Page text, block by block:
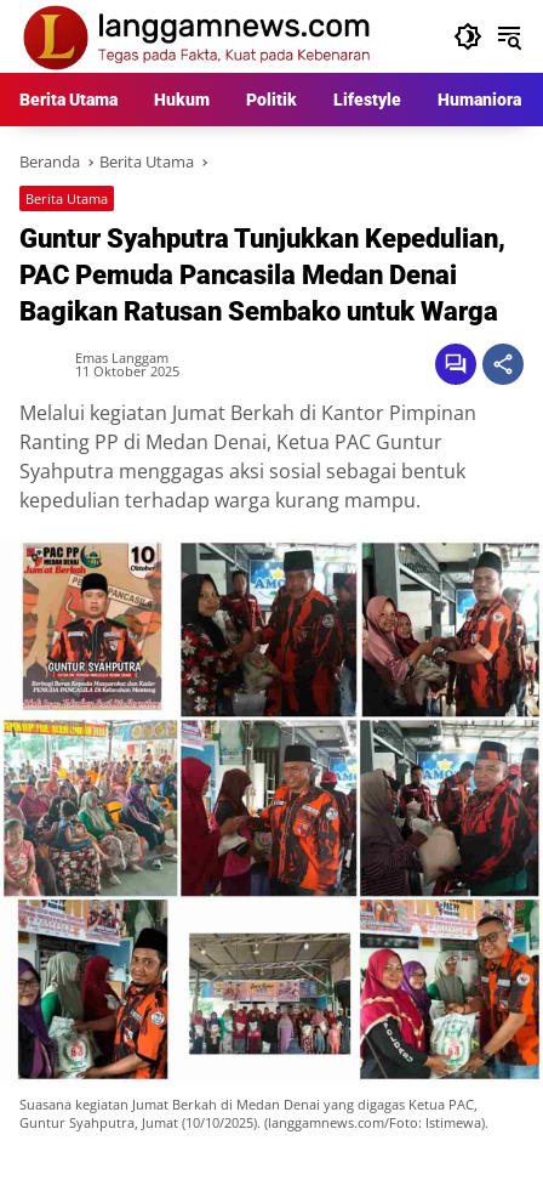
Langsung
konten
Berita Utama Hukum Politik Lifestyle Humaniora
Beranda Berita Utama
Berita Utama
Guntur Syahputra Tunjukkan Kepedulian,
PAC Pemuda Pancasila Medan Denai
Bagikan Ratusan Sembako untuk Warga
Emas Langgam
11 Oktober 2025
Melalui kegiatan Jumat Berkah di Kantor Pimpinan
Ranting PP di Medan Denai, Ketua PAC Guntur
Syahputra menggagas aksi sosial sebagai bentuk
kepedulian terhadap warga kurang mampu.
Suasana kegiatan Jumat Berkah di Medan Denai yang digagas Ketua PAC,
Guntur Syahputra, Jumat (10/10/2025). (langgamnews.com/Foto: Istimewa).